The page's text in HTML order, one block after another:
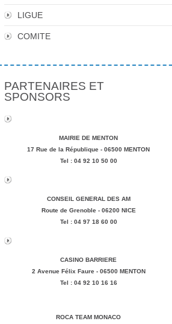
LIGUE
COMITE
PARTENAIRES ET
SPONSORS
MAIRIE DE MENTON
17 Rue de la République - 06500 MENTON
Tel : 04 92 10 50 00
CONSEIL GENERAL DES AM
Route de Grenoble - 06200 NICE
Tel : 04 97 18 60 00
CASINO BARRIERE
2 Avenue Félix Faure - 06500 MENTON
Tel : 04 92 10 16 16
ROCA TEAM MONACO